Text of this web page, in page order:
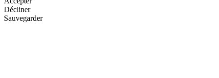
Décliner
Sauvegarder